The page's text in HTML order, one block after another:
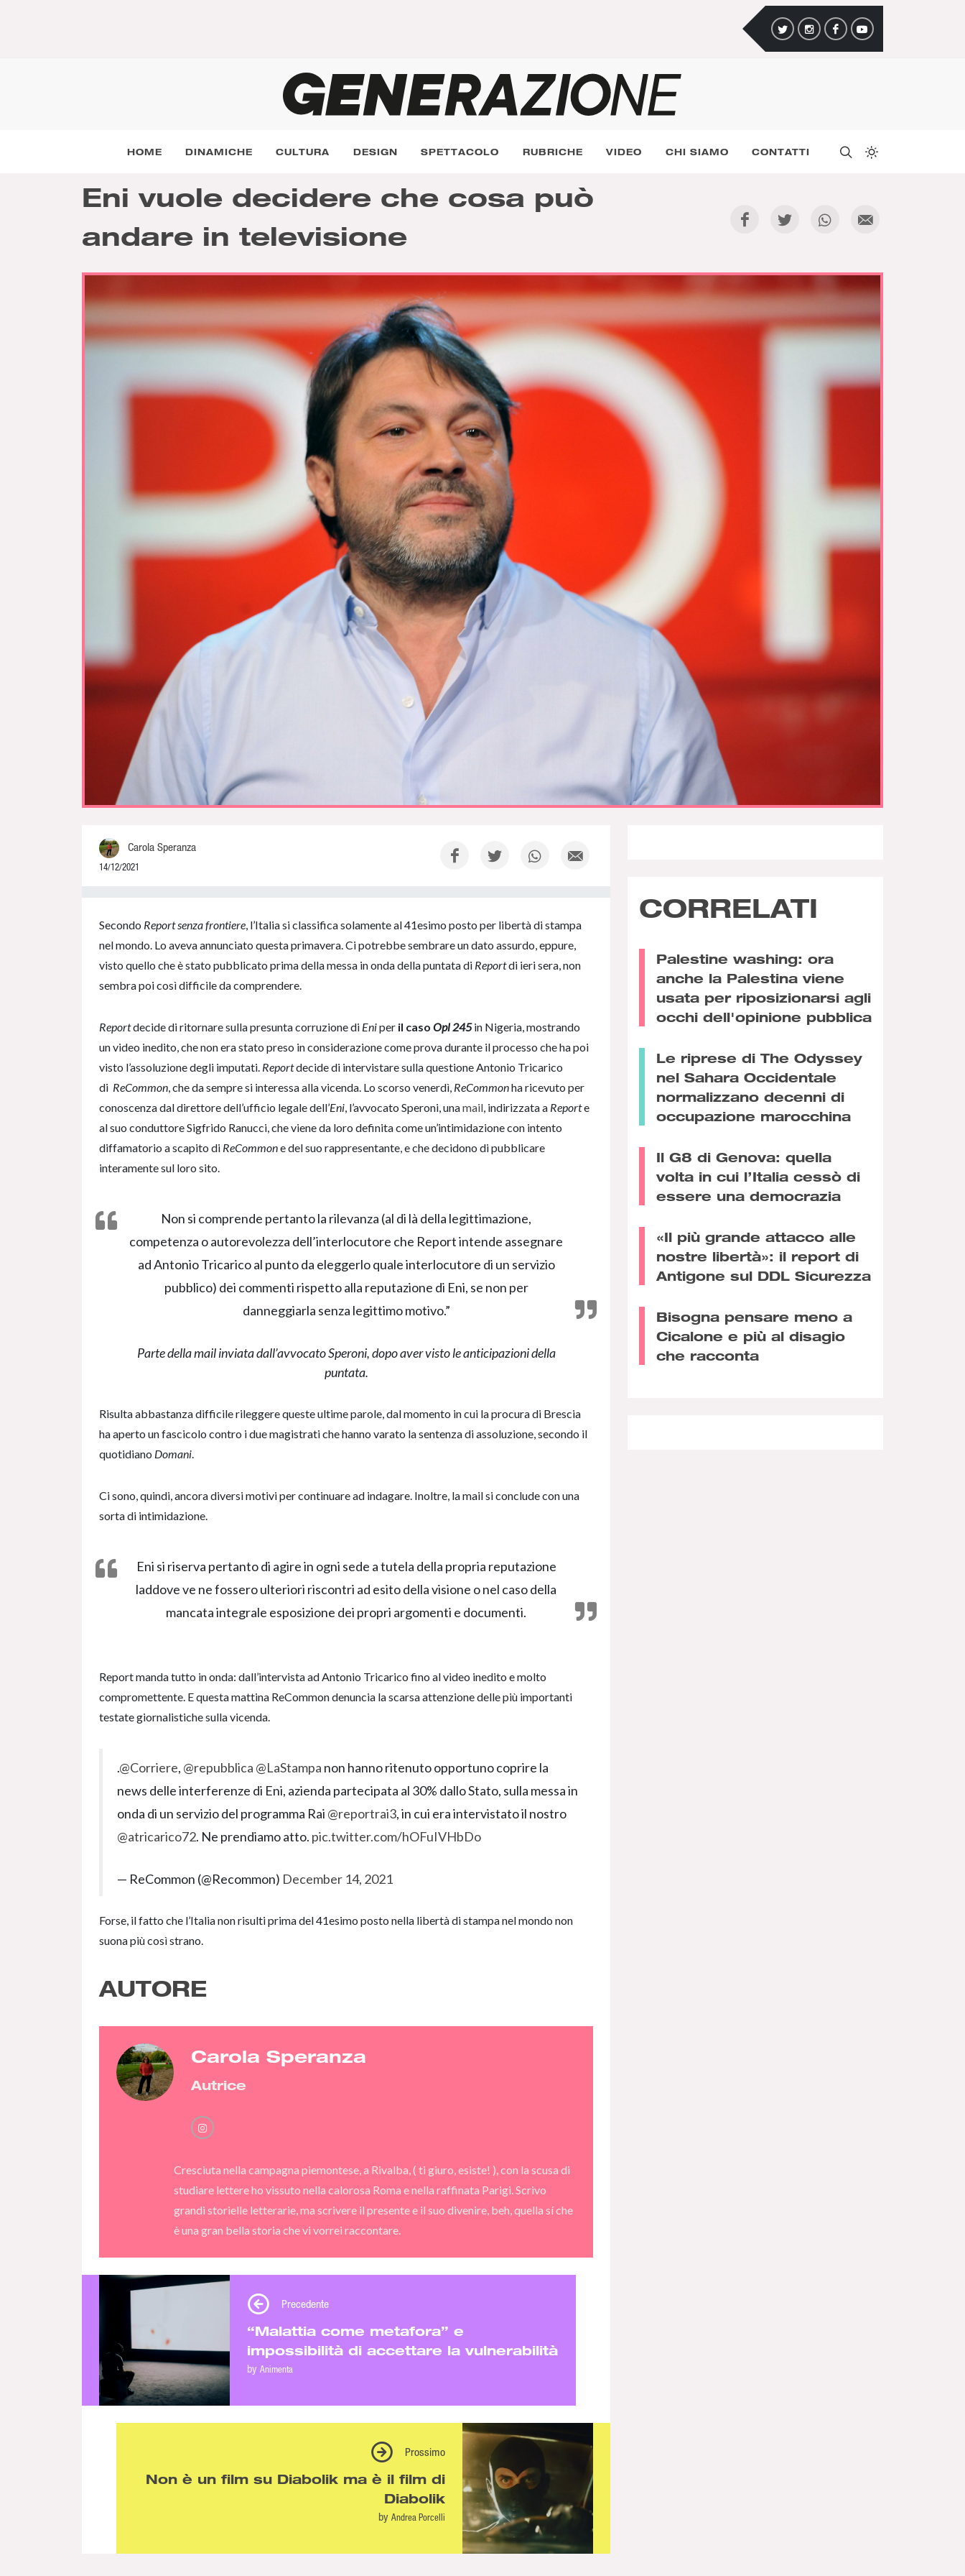
HOME DINAMICHE CULTURA DESIGN SPETTACOLO RUBRICHE VIDEO CHI SIAMO CONTATTI
Eni vuole decidere che cosa può
andare in televisione
Carola Speranza
14/12/2021
Secondo Report senza frontiere , l’Italia si classifica solamente al 41esimo posto per libertà di stampa
nel mondo. Lo aveva annunciato questa primavera. Ci potrebbe sembrare un dato assurdo, eppure,
visto quello che è stato pubblicato prima della messa in onda della puntata di Reportdi ieri sera, non
sembra poi così difficile da comprendere.
Reportdecide di ritornare sulla presunta corruzione di Eniper il caso Opl 245in Nigeria, mostrando
un video inedito, che non era stato preso in considerazione come prova durante il processo che ha poi
visto l’assoluzione degli imputati. Reportdecide di intervistare sulla questione Antonio Tricarico
di ReCommon , che da sempre si interessa alla vicenda. Lo scorso venerdì, ReCommonha ricevuto per
conoscenza dal direttore dell’ufficio legale dell’Eni , l’avvocato Speroni, unamail , indirizzata a Reporte
al suo conduttore Sigfrido Ranucci, che viene da loro definita come un’intimidazione con intento
diffamatorio a scapito di ReCommone del suo rappresentante, e che decidono di pubblicare
interamente sul loro sito.
Non si comprende pertanto la rilevanza (al di là della legittimazione,
competenza o autorevolezza dell’interlocutore che Report intende assegnare
ad Antonio Tricarico al punto da eleggerlo quale interlocutore di un servizio
pubblico) dei commenti rispetto alla reputazione di Eni, se non per
danneggiarla senza legittimo motivo.”
Parte della mail inviata dall’avvocato Speroni, dopo aver visto le anticipazioni della
puntata.
Risulta abbastanza difficile rileggere queste ultime parole, dal momento in cui la procura di Brescia
ha aperto un fascicolo contro i due magistrati che hanno varato la sentenza di assoluzione, secondo il
quotidiano Domani
Ci sono, quindi, ancora diversi motivi per continuare ad indagare. Inoltre, la mail si conclude con una
sorta di intimidazione.
Eni si riserva pertanto di agire in ogni sede a tutela della propria reputazione
laddove ve ne fossero ulteriori riscontri ad esito della visione o nel caso della
mancata integrale esposizione dei propri argomenti e documenti.
Report manda tutto in onda: dall’intervista ad Antonio Tricarico fino al video inedito e molto
compromettente. E questa mattina ReCommon denuncia la scarsa attenzione delle più importanti
testate giornalistiche sulla vicenda.
.@Corriere, @repubblica @LaStampa non hanno ritenuto opportuno coprire la
news delle interferenze di Eni, azienda partecipata al 30% dallo Stato, sulla messa in
onda di un servizio del programma Rai @reportrai3, in cui era intervistato il nostro
@atricarico72. Ne prendiamo atto. pic.twitter.com/hOFuIVHbDo
— ReCommon (@Recommon) December 14, 2021
Forse, il fatto che l’Italia non risulti prima del 41esimo posto nella libertà di stampa nel mondo non
suona più così strano.
AUTORE
Carola Speranza
Autrice
Cresciuta nella campagna piemontese, a Rivalba, ( ti giuro, esiste! ), con la scusa di
studiare lettere ho vissuto nella calorosa Roma e nella raffinata Parigi. Scrivo
grandi storielle letterarie, ma scrivere il presente e il suo divenire, beh, quella sí che
è una gran bella storia che vi vorrei raccontare.
Precedente
“Malattia come metafora” e
impossibilità di accettare la vulnerabilità
by Animenta
Prossimo
Non è un film su Diabolik ma è il film di
Diabolik
by Andrea Porcelli
CORRELATI
Palestine washing: ora
anche la Palestina viene
usata per riposizionarsi agli
occhi dell'opinione pubblica
Le riprese di The Odyssey
nel Sahara Occidentale
normalizzano decenni di
occupazione marocchina
Il G8 di Genova: quella
volta in cui l’Italia cessò di
essere una democrazia
«Il più grande attacco alle
nostre libertà»: il report di
Antigone sul DDL Sicurezza
Bisogna pensare meno a
Cicalone e più al disagio
che racconta